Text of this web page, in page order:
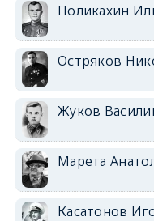
Поликахин
Остряков
Жуков
Марета
Касатонов